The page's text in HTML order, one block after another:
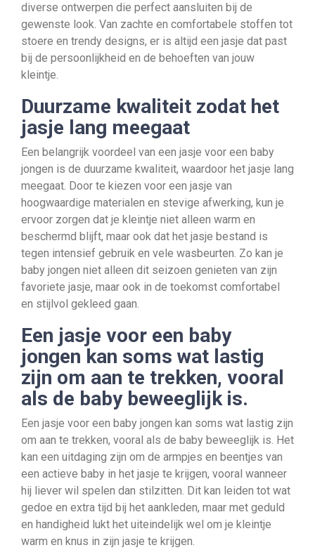
diverse ontwerpen die perfect aansluiten bij de
gewenste look. Van zachte en comfortabele stoffen tot
stoere en trendy designs, er is altijd een jasje dat past
bij de persoonlijkheid en de behoeften van jouw
kleintje.
Duurzame kwaliteit zodat het
jasje lang meegaat
Een belangrijk voordeel van een jasje voor een baby
jongen is de duurzame kwaliteit, waardoor het jasje lang
meegaat. Door te kiezen voor een jasje van
hoogwaardige materialen en stevige afwerking, kun je
ervoor zorgen dat je kleintje niet alleen warm en
beschermd blijft, maar ook dat het jasje bestand is
tegen intensief gebruik en vele wasbeurten. Zo kan je
baby jongen niet alleen dit seizoen genieten van zijn
favoriete jasje, maar ook in de toekomst comfortabel
en stijlvol gekleed gaan.
Een jasje voor een baby
jongen kan soms wat lastig
zijn om aan te trekken, vooral
als de baby beweeglijk is.
Een jasje voor een baby jongen kan soms wat lastig zijn
om aan te trekken, vooral als de baby beweeglijk is. Het
kan een uitdaging zijn om de armpjes en beentjes van
een actieve baby in het jasje te krijgen, vooral wanneer
hij liever wil spelen dan stilzitten. Dit kan leiden tot wat
gedoe en extra tijd bij het aankleden, maar met geduld
en handigheid lukt het uiteindelijk wel om je kleintje
warm en knus in zijn jasje te krijgen.